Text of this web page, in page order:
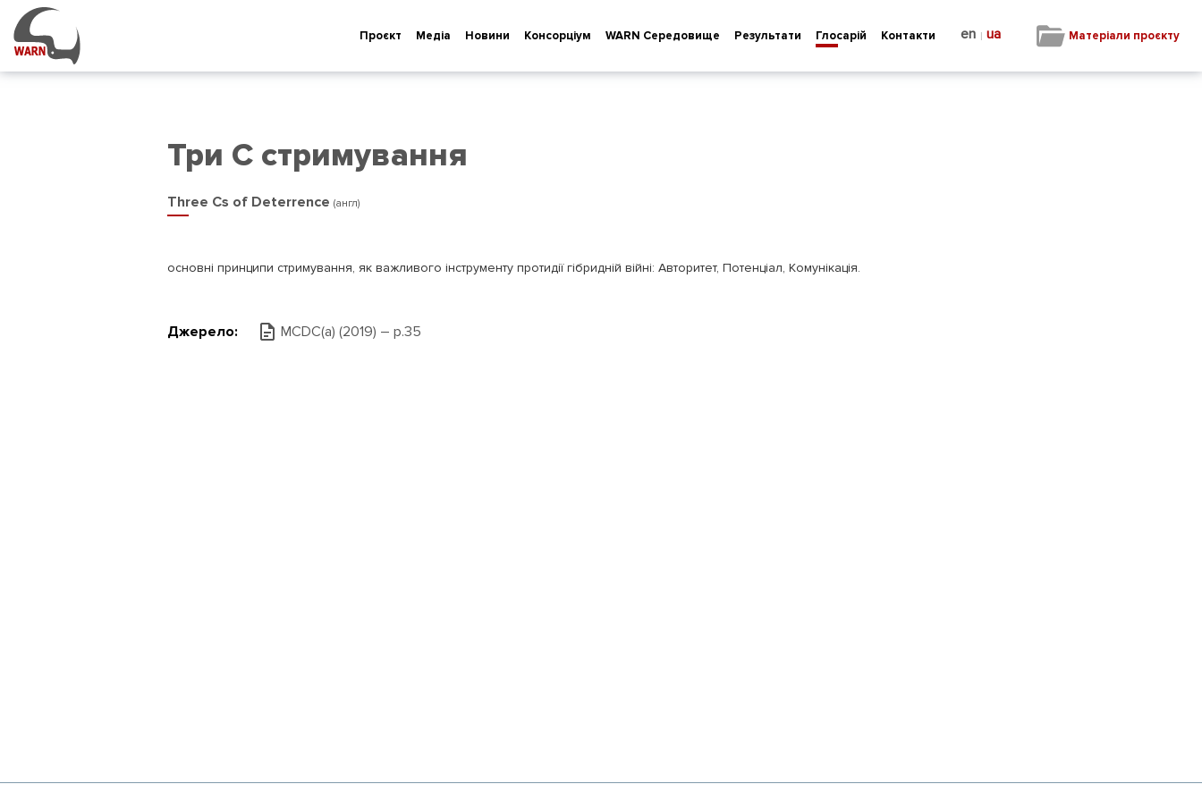
Матеріали проєкту
Проєкт Медіа Новини Консорціум WARN Cередовище Результати Глосарій Контакти en | ua
Три C стримування
Three Cs of Deterrence (англ)
основні принципи стримування, як важливого інструменту протидії гібридній війні: Авторитет, Потенціал, Комунікація.
Джерело: MCDC(а) (2019) – р.35